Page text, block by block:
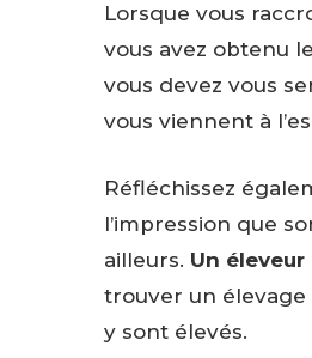
Lorsque vous
vous avez obtenu
vous devez vous
vous viennent à
Réfléchissez
l’impression que
ailleurs. Un
trouver un élevage
y sont élevés.